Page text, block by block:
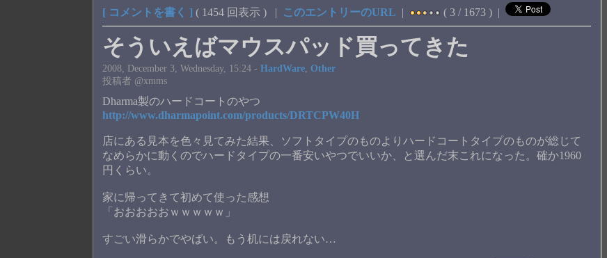
[ コメントを書く ] ( 1454 回表示 ) | このエントリーのURL | ( 3 / 1673 ) |
そういえばマウスパッド買ってきた
2008, December 3, Wednesday, 15:24 -HardWare ,Other
投稿者 @xmms
Dharma製のハードコートのやつ
http://www.dharmapoint.com/products/DRTCPW40H
店にある見本を色々見てみた結果、ソフトタイプのものよりハードコートタイプのものが総じて
なめらかに動くのでハードタイプの一番安いやつでいいか、と選んだ末これになった。確か1960
円くらい。
家に帰ってきて初めて使った感想
「おおおおおｗｗｗｗｗ」
すごい滑らかでやばい。もう机には戻れない…